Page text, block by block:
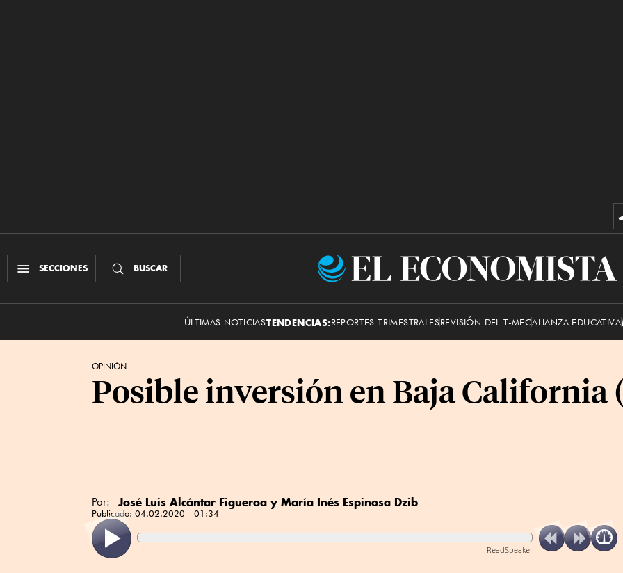
SECCIONES BUSCAR
El
ÚLTIMAS NOTICIASTENDENCIAS:REPORTES TRIMESTRALESREVISIÓN DEL T-MECALIANZA EDUCATIVA
OPINIÓN
Posible inversión en Baja California
Por: José Luis Alcántar Figueroa y María Inés Espinosa Dzib
Publicado: 04.02.2020 - 01:34
ReadSpeaker